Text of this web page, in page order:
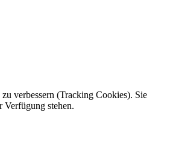
verbessern (Tracking Cookies). Sie
Verfügung stehen.